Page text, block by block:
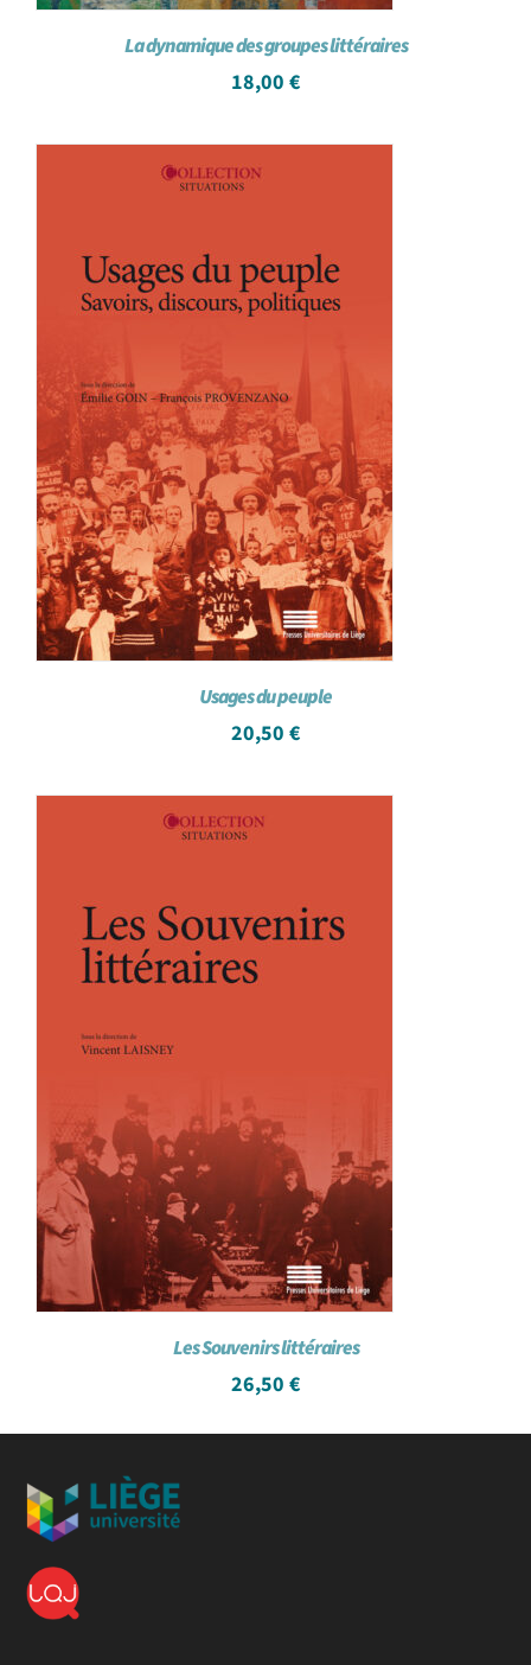
La dynamique des groupes littéraires
18,00 €
Usages du peuple
20,50 €
Les Souvenirs littéraires
26,50 €